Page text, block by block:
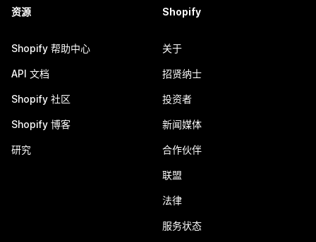
资源
Shopify 帮助中心
API 文档
Shopify 社区
Shopify 博客
研究
Shopify
关于
招贤纳士
投资者
新闻媒体
合作伙伴
联盟
法律
服务状态